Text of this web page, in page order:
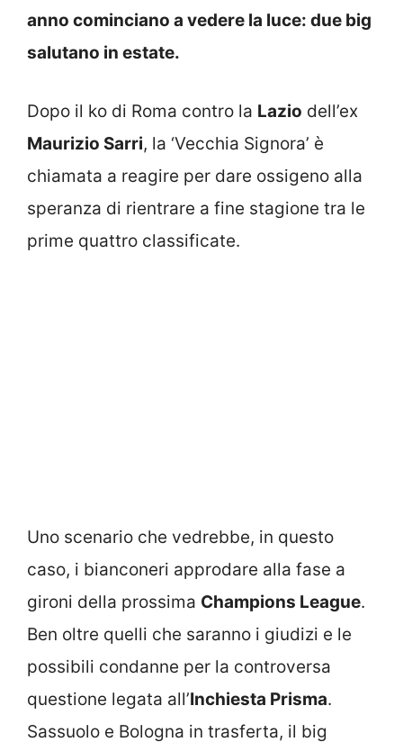
anno cominciano a vedere la luce: due big
salutano in estate.
Dopo il ko di Roma contro la Lazio dell’ex
Maurizio Sarri, la ‘Vecchia Signora’ è
chiamata a reagire per dare ossigeno alla
speranza di rientrare a fine stagione tra le
prime quattro classificate.
Uno scenario che vedrebbe, in questo
caso, i bianconeri approdare alla fase a
gironi della prossima Champions League.
Ben oltre quelli che saranno i giudizi e le
possibili condanne per la controversa
questione legata all’Inchiesta Prisma.
Sassuolo e Bologna in trasferta, il big